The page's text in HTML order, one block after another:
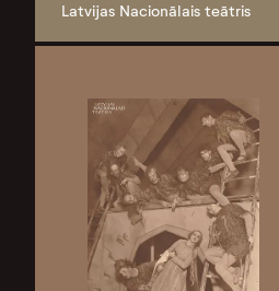
Latvijas Nacionālais teātris